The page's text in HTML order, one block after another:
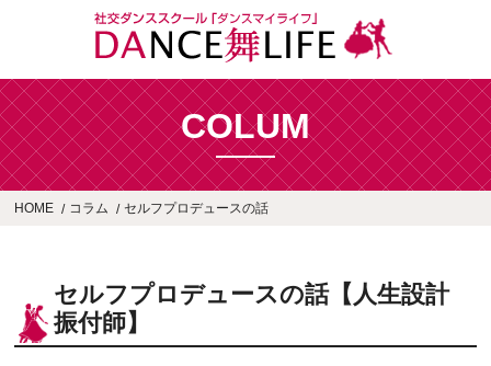
COLUM
HOME コラム セルフプロデュースの話
セルフプロデュースの話【人生設計
振付師】